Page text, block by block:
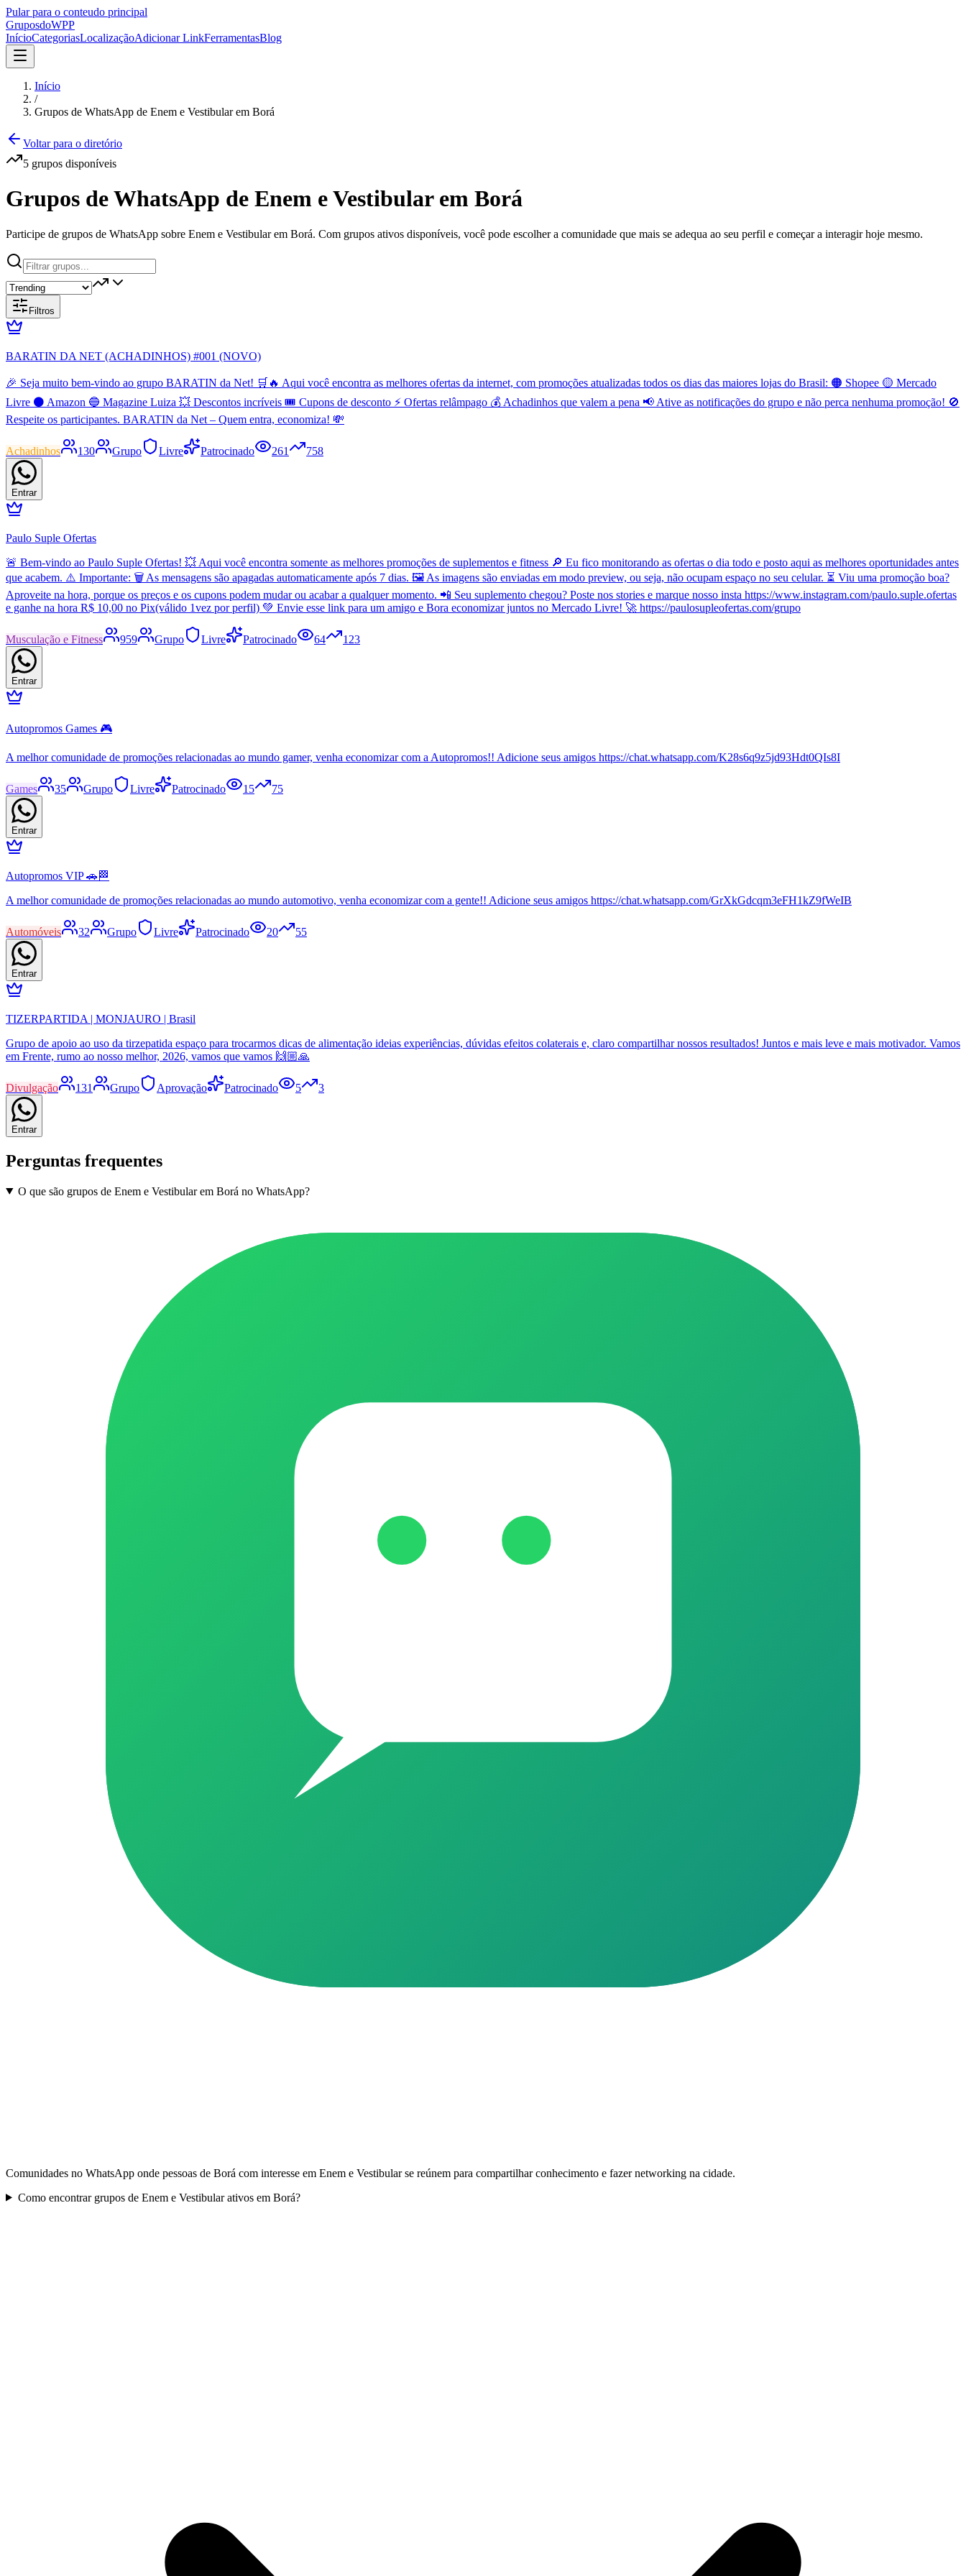
Pular para o conteudo principal
GruposdoWPP
InícioCategoriasLocalizaçãoAdicionar LinkFerramentasBlog
Início
/
Grupos de WhatsApp de Enem e Vestibular em Borá
Voltar para o diretório
5 grupos disponíveis
Grupos de WhatsApp de Enem e Vestibular em Borá
Participe de grupos de WhatsApp sobre Enem e Vestibular em Borá. Com grupos ativos disponíveis, você pode escolher a comunidade que mais se adequa ao seu perfil e começar a interagir hoje mesmo.
Filtros
BARATIN DA NET (ACHADINHOS) #001 (NOVO)
🎉 Seja muito bem-vindo ao grupo BARATIN da Net! 🛒🔥 Aqui você encontra as melhores ofertas da internet, com promoções atualizadas todos os dias das maiores lojas do Brasil: 🟠 Shopee 🟡 Mercado
Livre ⚫ Amazon 🔵 Magazine Luiza 💥 Descontos incríveis 🎟️ Cupons de desconto ⚡ Ofertas relâmpago 💰 Achadinhos que valem a pena 📢 Ative as notificações do grupo e não perca nenhuma promoção! 🚫
Respeite os participantes. BARATIN da Net – Quem entra, economiza! 💸
Achadinhos 130 Grupo Livre Patrocinado 261 758
Entrar
Paulo Suple Ofertas
🚨 Bem-vindo ao Paulo Suple Ofertas! 💥 Aqui você encontra somente as melhores promoções de suplementos e fitness 🔎 Eu fico monitorando as ofertas o dia todo e posto aqui as melhores oportunidades antes
que acabem. ⚠️ Importante: 🗑️ As mensagens são apagadas automaticamente após 7 dias. 🖼️ As imagens são enviadas em modo preview, ou seja, não ocupam espaço no seu celular. ⏳ Viu uma promoção boa?
Aproveite na hora, porque os preços e os cupons podem mudar ou acabar a qualquer momento. 📲 Seu suplemento chegou? Poste nos stories e marque nosso insta https://www.instagram.com/paulo.suple.ofertas
e ganhe na hora R$ 10,00 no Pix(válido 1vez por perfil) 💚 Envie esse link para um amigo e Bora economizar juntos no Mercado Livre! 🚀 https://paulosupleofertas.com/grupo
Musculação e Fitness 959 Grupo Livre Patrocinado 64 123
Entrar
Autopromos Games 🎮
A melhor comunidade de promoções relacionadas ao mundo gamer, venha economizar com a Autopromos!! Adicione seus amigos https://chat.whatsapp.com/K28s6q9z5jd93Hdt0QIs8I
Games 35 Grupo Livre Patrocinado 15 75
Entrar
Autopromos VIP 🚗🏁
A melhor comunidade de promoções relacionadas ao mundo automotivo, venha economizar com a gente!! Adicione seus amigos https://chat.whatsapp.com/GrXkGdcqm3eFH1kZ9fWeIB
Automóveis 32 Grupo Livre Patrocinado 20 55
Entrar
TIZERPARTIDA | MONJAURO | Brasil
Grupo de apoio ao uso da tirzepatida espaço para trocarmos dicas de alimentação ideias experiências, dúvidas efeitos colaterais e, claro compartilhar nossos resultados! Juntos e mais leve e mais motivador. Vamos
em Frente, rumo ao nosso melhor, 2026, vamos que vamos 🙌🏼🙏
Divulgação 131 Grupo Aprovação Patrocinado 5 3
Entrar
Perguntas frequentes
O que são grupos de Enem e Vestibular em Borá no WhatsApp?
Comunidades no WhatsApp onde pessoas de Borá com interesse em Enem e Vestibular se reúnem para compartilhar conhecimento e fazer networking na cidade.
Como encontrar grupos de Enem e Vestibular ativos em Borá?